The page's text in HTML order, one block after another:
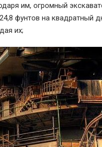
им, огромный
фунтов на квадратный
их;